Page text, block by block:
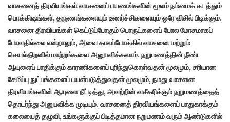
வாசனைத் திரவியங்கள் வாசனைப் பயணங்களின் மூலம் நம்மைக் கடத்தும்
பொக்கிஷங்கள், தருணங்களையும் உணர்ச்சிகளையும் ஒரே விசில் பிடிக்கும்.
வாசனை திரவியங்கள் கெட்டுப்போகும் பொருட்களைப் போல மோசமாகப்
போவதில்லை என்றாலும், அவை காலப்போக்கில் வாசனை மற்றும்
செயல்திறனில் மாற்றங்களை அனுபவிக்கலாம். நறுமணத்தின் நீண்ட
ஆயுளைப் பாதிக்கும் காரணிகளைப் புரிந்துகொள்வதன் மூலமும், சரியான
சேமிப்பு நுட்பங்களைப் பயன்படுத்துவதன் மூலமும், நமது வாசனை
திரவியங்களின் ஆயுளை நீட்டித்து, அவற்றின் வசீகரிக்கும் நறுமணத்தைத்
தொடர்ந்து அனுபவிக்க முடியும். வாசனைத் திரவியங்களைப் பாதுகாக்கும்
கலையைத் தழுவி, உங்களுக்குப் பிடித்தமான நறுமணம் வரும் ஆண்டுகளில்